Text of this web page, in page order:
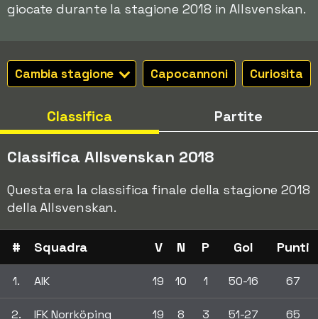
giocate durante la stagione 2018 in Allsvenskan.
Cambia stagione Capocannoni Curiosita
Classifica Partite
Classifica Allsvenskan 2018
Questa era la classifica finale della stagione 2018
della Allsvenskan.
# Squadra V N P Gol Punti
1. AIK 19 10 1 50-16 67
2. IFK Norrköping 19 8 3 51-27 65